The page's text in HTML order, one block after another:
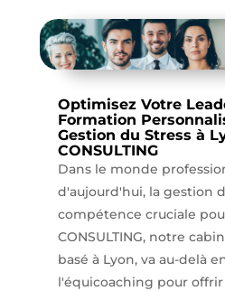
Optimisez Votre
Formation
Gestion du Stress à
CONSULTING
Dans le monde
d'aujourd'hui, la gestion
compétence cruciale
CONSULTING, notre
basé à Lyon, va au-delà
l'équicoaching pour